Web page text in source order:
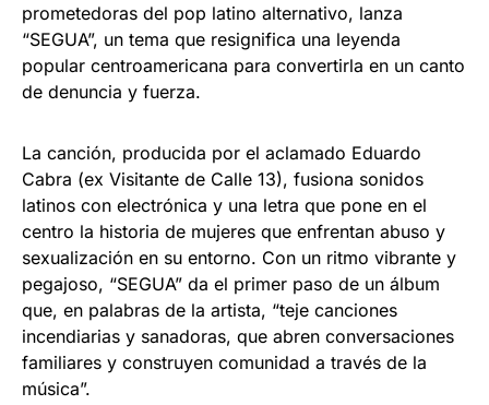
prometedoras del pop latino alternativo, lanza
“SEGUA”, un tema que resignifica una leyenda
popular centroamericana para convertirla en un canto
de denuncia y fuerza.
La canción, producida por el aclamado Eduardo
Cabra (ex Visitante de Calle 13), fusiona sonidos
latinos con electrónica y una letra que pone en el
centro la historia de mujeres que enfrentan abuso y
sexualización en su entorno. Con un ritmo vibrante y
pegajoso, “SEGUA” da el primer paso de un álbum
que, en palabras de la artista, “teje canciones
incendiarias y sanadoras, que abren conversaciones
familiares y construyen comunidad a través de la
música”.